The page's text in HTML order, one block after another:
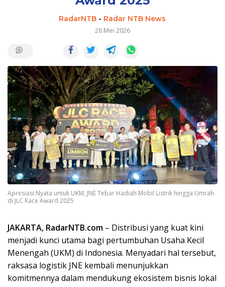
RadarNTB - Radar NTB News
26 Mei 2026
Apresiasi Nyata untuk UKM, JNE Tebar Hadiah Mobil Listrik hingga Umrah
di JLC Race Award 2025
JAKARTA, RadarNTB.com – Distribusi yang kuat kini
menjadi kunci utama bagi pertumbuhan Usaha Kecil
Menengah (UKM) di Indonesia. Menyadari hal tersebut,
raksasa logistik JNE kembali menunjukkan
komitmennya dalam mendukung ekosistem bisnis lokal